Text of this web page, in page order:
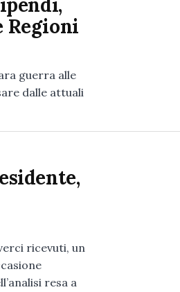
Regioni
guerra alle
dalle attuali
ricevuti, un
resa a